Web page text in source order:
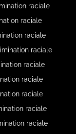
raciale
raciale
raciale
raciale
raciale
raciale
raciale
raciale
raciale